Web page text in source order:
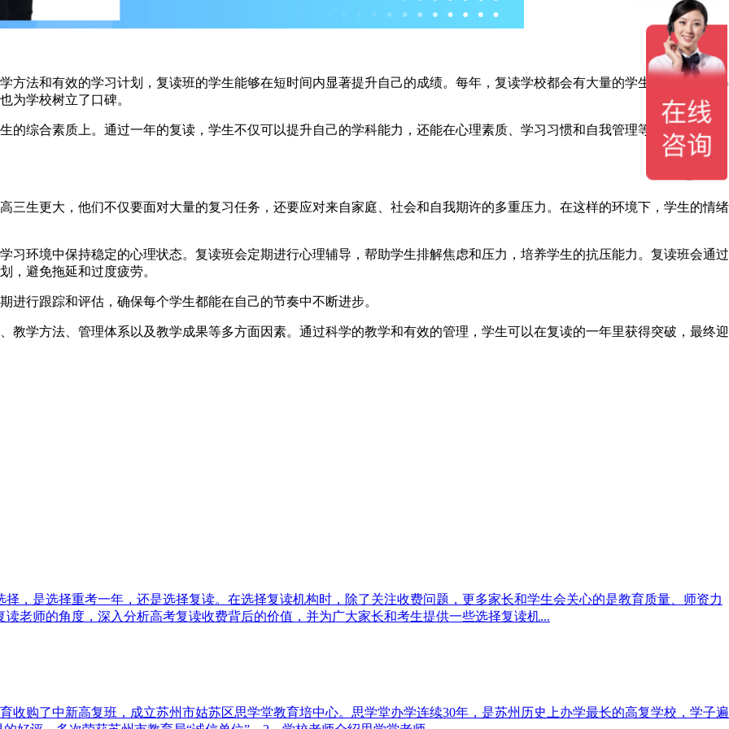
和有效的学习计划，复读班的学生能够在短时间内显著提升自己的成绩。每年，复读学校都会有大量的学生通过复读取得
为学校树立了口碑。
合素质上。通过一年的复读，学生不仅可以提升自己的学科能力，还能在心理素质、学习习惯和自我管理等方面取得进
更大，他们不仅要面对大量的复习任务，还要应对来自家庭、社会和自我期许的多重压力。在这样的环境下，学生的情绪
境中保持稳定的心理状态。复读班会定期进行心理辅导，帮助学生排解焦虑和压力，培养学生的抗压能力。复读班会通过
，避免拖延和过度疲劳。
跟踪和评估，确保每个学生都能在自己的节奏中不断进步。
教学方法、管理体系以及教学成果等多方面因素。通过科学的教学和有效的管理，学生可以在复读的一年里获得突破，最终迎
，是选择重考一年，还是选择复读。在选择复读机构时，除了关注收费问题，更多家长和学生会关心的是教育质量、师资力
老师的角度，深入分析高考复读收费背后的价值，并为广大家长和考生提供一些选择复读机...
收购了中新高复班，成立苏州市姑苏区思学堂教育培中心。思学堂办学连续30年，是苏州历史上办学最长的高复学校，学子遍